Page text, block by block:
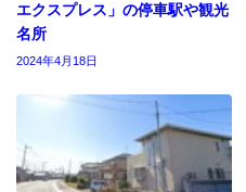
エクスプレス」の停車駅や観光
名所
2024年4月18日